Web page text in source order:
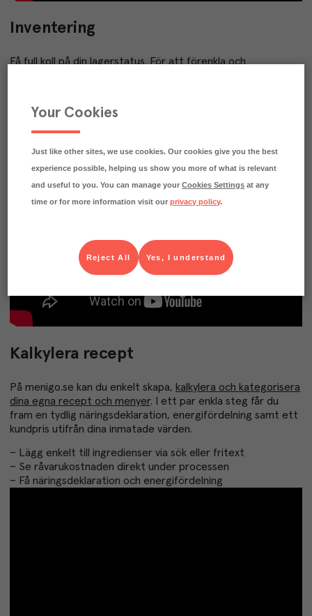
Inventering
Få full koll på din lagerstatus. För att förenkla och
– Lägg till varor genom sök eller scanning
Kalkylera recept
På menigo.se kan du enkelt skapa, kalkylera och kategorisera
dina egna recept och menyer. I ett par enkla steg får du
fram en tydlig näringsdeklaration, energifördelning samt ett
kundpris utifrån dina inmatade värden.
– Lägg enkelt till ingredienser via sök eller fritext
– Se råvarukostnaden direkt under processen
– Få näringsdeklaration och energifördelning
Your Cookies
Just like other sites, we use cookies. Our cookies give you the best
experience possible, helping us show you more of what is relevant
and useful to you. You can manage yourCookies Settings at any
time or for more information visit ourprivacy policy.
Yes, I understand
Reject All